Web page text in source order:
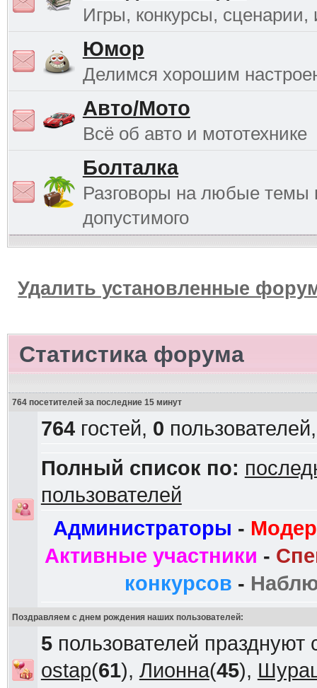
Игры, конкурсы, сценарии,
Юмор
Делимся хорошим
Авто/Мото
Всё об авто и мототехнике
Болталка
Разговоры на любые темы
допустимого
Удалить установленные
Статистика форума
764 посетителей за последние 15 минут
764гостей, 0
Полный список по:
пользователей
Администраторы -
Активные участники -
конкурсов -
Поздравляем с днем рождения наших пользователей:
5пользователей празднуют
ostap(61), Лионна(45),